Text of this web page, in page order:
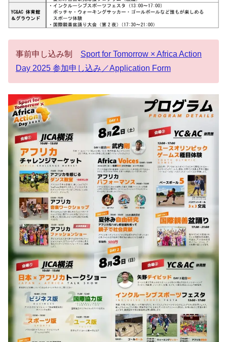
事前申し込み制 Sport for Tomorrow × Africa Action
Day 2025 参加申し込み／Application Form